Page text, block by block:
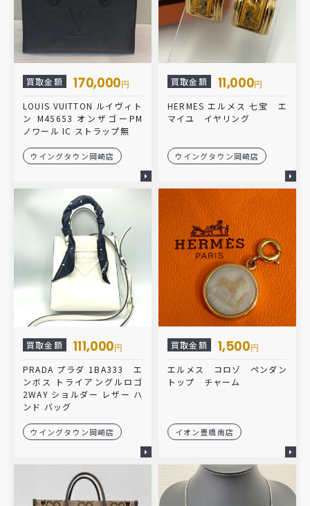
買取金額 170,000円
LOUIS VUITTON ルイヴィト
ン M45653 オンザゴーPM
ノワール IC ストラップ無
ウイングタウン岡崎店
買取金額 11,000円
HERMES エルメス 七宝 エ
マイユ イヤリング
ウイングタウン岡崎店
買取金額 111,000円
PRADA プラダ 1BA333 エ
ンボス トライアングルロゴ
2WAY ショルダー レザー ハ
ンド バッグ
ウイングタウン岡崎店
買取金額 1,500円
エルメス コロゾ ペンダン
トップ チャーム
イオン豊橋南店